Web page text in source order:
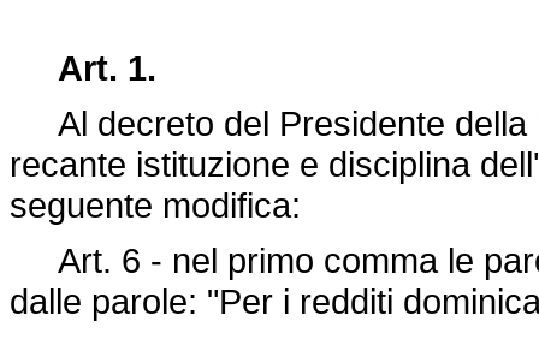
Art. 1.
Al decreto del Presidente della
recante istituzione e disciplina
seguente modifica:
Art. 6 - nel primo comma le
dalle parole: "Per i redditi